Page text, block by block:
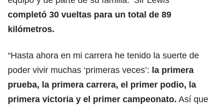
completó 30 vueltas para un total de 89
kilómetros.
“Hasta ahora en mi carrera he tenido la suerte de
poder vivir muchas ‘primeras veces’: la primera
prueba, la primera carrera, el primer podio, la
primera victoria y el primer campeonato. Así que